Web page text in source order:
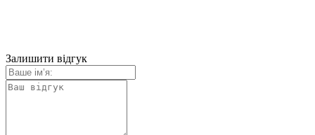
Залишити відгук